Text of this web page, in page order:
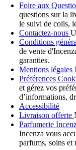
Foire aux
questions sur la
le suivi de colis,
Contactez-nous
Conditions
de vente
garanties.
Mentions légales
Préférences
et gérez vos
d’informations,
Accessibilité
Livraison offerte
Parfumerie
Incenza vous
parfums, soins